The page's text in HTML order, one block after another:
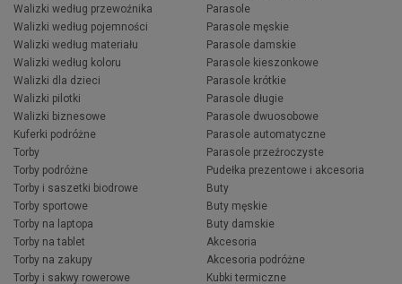
Walizki według przewoźnika
Walizki według pojemności
Walizki według materiału
Walizki według koloru
Walizki dla dzieci
Walizki pilotki
Walizki biznesowe
Kuferki podróżne
Torby
Torby podróżne
Torby i saszetki biodrowe
Torby sportowe
Torby na laptopa
Torby na tablet
Torby na zakupy
Torby i sakwy rowerowe
Parasole
Parasole męskie
Parasole damskie
Parasole kieszonkowe
Parasole krótkie
Parasole długie
Parasole dwuosobowe
Parasole automatyczne
Parasole przeźroczyste
Pudełka prezentowe i akcesoria
Buty
Buty męskie
Buty damskie
Akcesoria
Akcesoria podróżne
Kubki termiczne